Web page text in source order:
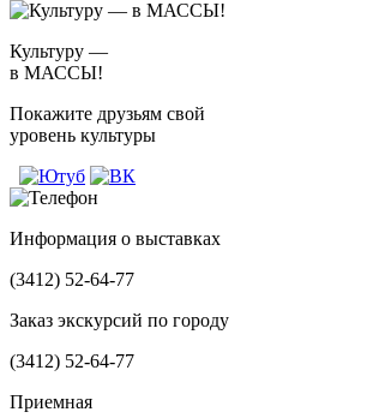
Культуру —
в МАССЫ!
Покажите друзьям свой
уровень культуры
Информация о выставках
(3412) 52-64-77
Заказ экскурсий по городу
(3412) 52-64-77
Приемная